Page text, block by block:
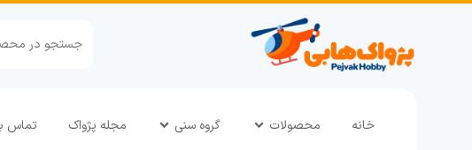
خانه محصولات گروه سنی مجله پژواک تماس